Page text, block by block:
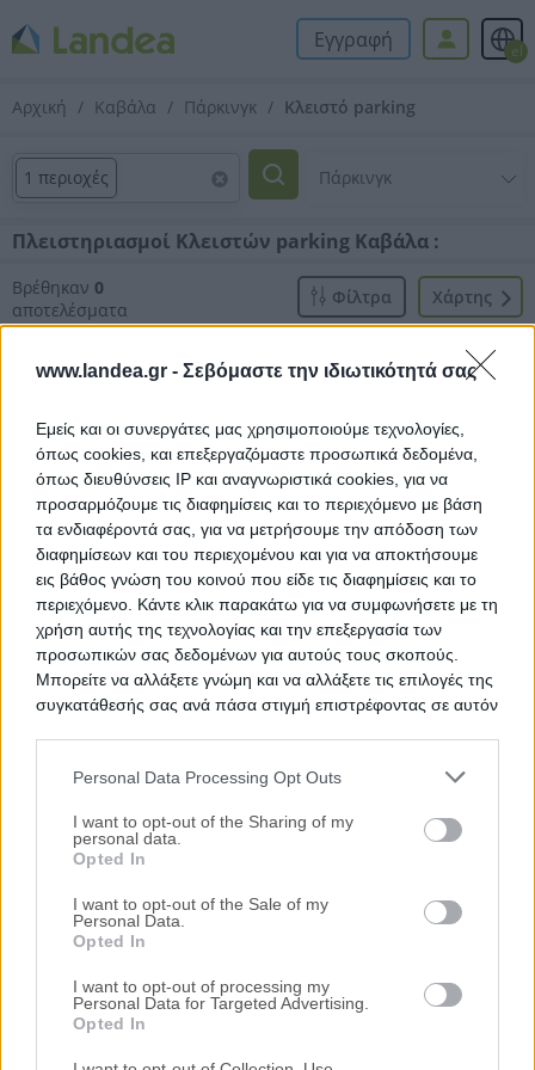
www.landea.gr - Σεβόμαστε την ιδιωτικότητά σας
Εμείς και οι συνεργάτες μας χρησιμοποιούμε τεχνολογίες,
όπως cookies, και επεξεργαζόμαστε προσωπικά δεδομένα,
όπως διευθύνσεις IP και αναγνωριστικά cookies, για να
προσαρμόζουμε τις διαφημίσεις και το περιεχόμενο με βάση
τα ενδιαφέροντά σας, για να μετρήσουμε την απόδοση των
διαφημίσεων και του περιεχομένου και για να αποκτήσουμε
εις βάθος γνώση του κοινού που είδε τις διαφημίσεις και το
περιεχόμενο. Κάντε κλικ παρακάτω για να συμφωνήσετε με τη
χρήση αυτής της τεχνολογίας και την επεξεργασία των
προσωπικών σας δεδομένων για αυτούς τους σκοπούς.
Μπορείτε να αλλάξετε γνώμη και να αλλάξετε τις επιλογές της
συγκατάθεσής σας ανά πάσα στιγμή επιστρέφοντας σε αυτόν
services and may gather and store information including but
not limited to your visit or usage behaviour. You may click to
grant or deny consent to Google and its third-party tags to
use your data for below specified purposes in below Google
consent section.
Personal Data Processing Opt Outs
I want to opt-out of the Sharing of my
personal data.
Opted In
I want to opt-out of the Sale of my
Personal Data.
Opted In
I want to opt-out of processing my
Personal Data for Targeted Advertising.
Opted In
Εγγραφή el
Αρχική Καβάλα Πάρκινγκ Κλειστό parking
1 περιοχές
Πλειστηριασμοί Κλειστών parking Καβάλα :
Βρέθηκαν 0
αποτελέσματα
Xάρτης
Φίλτρα
Δεν βρέθηκαν αποτελέσματα.
Ακίνητα Κατοικίες Διαμέρισμα Επαγγελματικοί Χώροι
Κατάστημα
Γραφεία
Τοπική Αναζήτηση
Νομός Αττικής
Καβάλα
Βούλα Βουλιαγμένη